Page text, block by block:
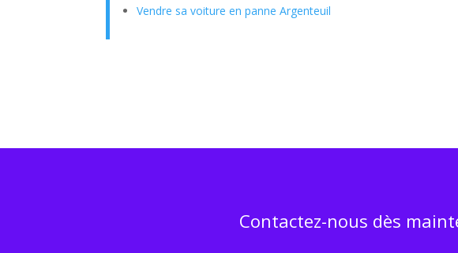
Vendre sa voiture en panne Argenteuil
Contactez-nous dès